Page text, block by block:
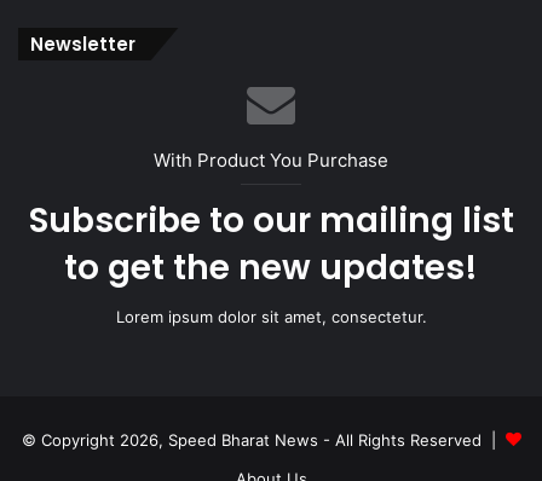
Newsletter
With Product You Purchase
Subscribe to our mailing list
to get the new updates!
Lorem ipsum dolor sit amet, consectetur.
© Copyright 2026, Speed Bharat News - All Rights Reserved |